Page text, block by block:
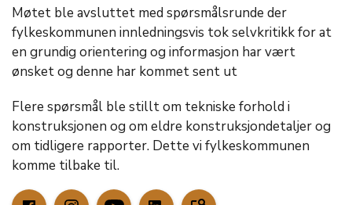
Møtet ble avsluttet med spørsmålsrunde der
fylkeskommunen innledningsvis tok selvkritikk for at
en grundig orientering og informasjon har vært
ønsket og denne har kommet sent ut
Flere spørsmål ble stillt om tekniske forhold i
konstruksjonen og om eldre konstruksjondetaljer og
om tidligere rapporter. Dette vi fylkeskommunen
komme tilbake til.